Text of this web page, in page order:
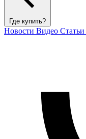
Где купить?
Новости Видео Статьи